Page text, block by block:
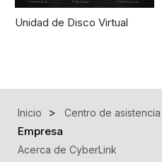
Unidad de Disco Virtual
Inicio Centro de asistencia
Empresa
Acerca de CyberLink